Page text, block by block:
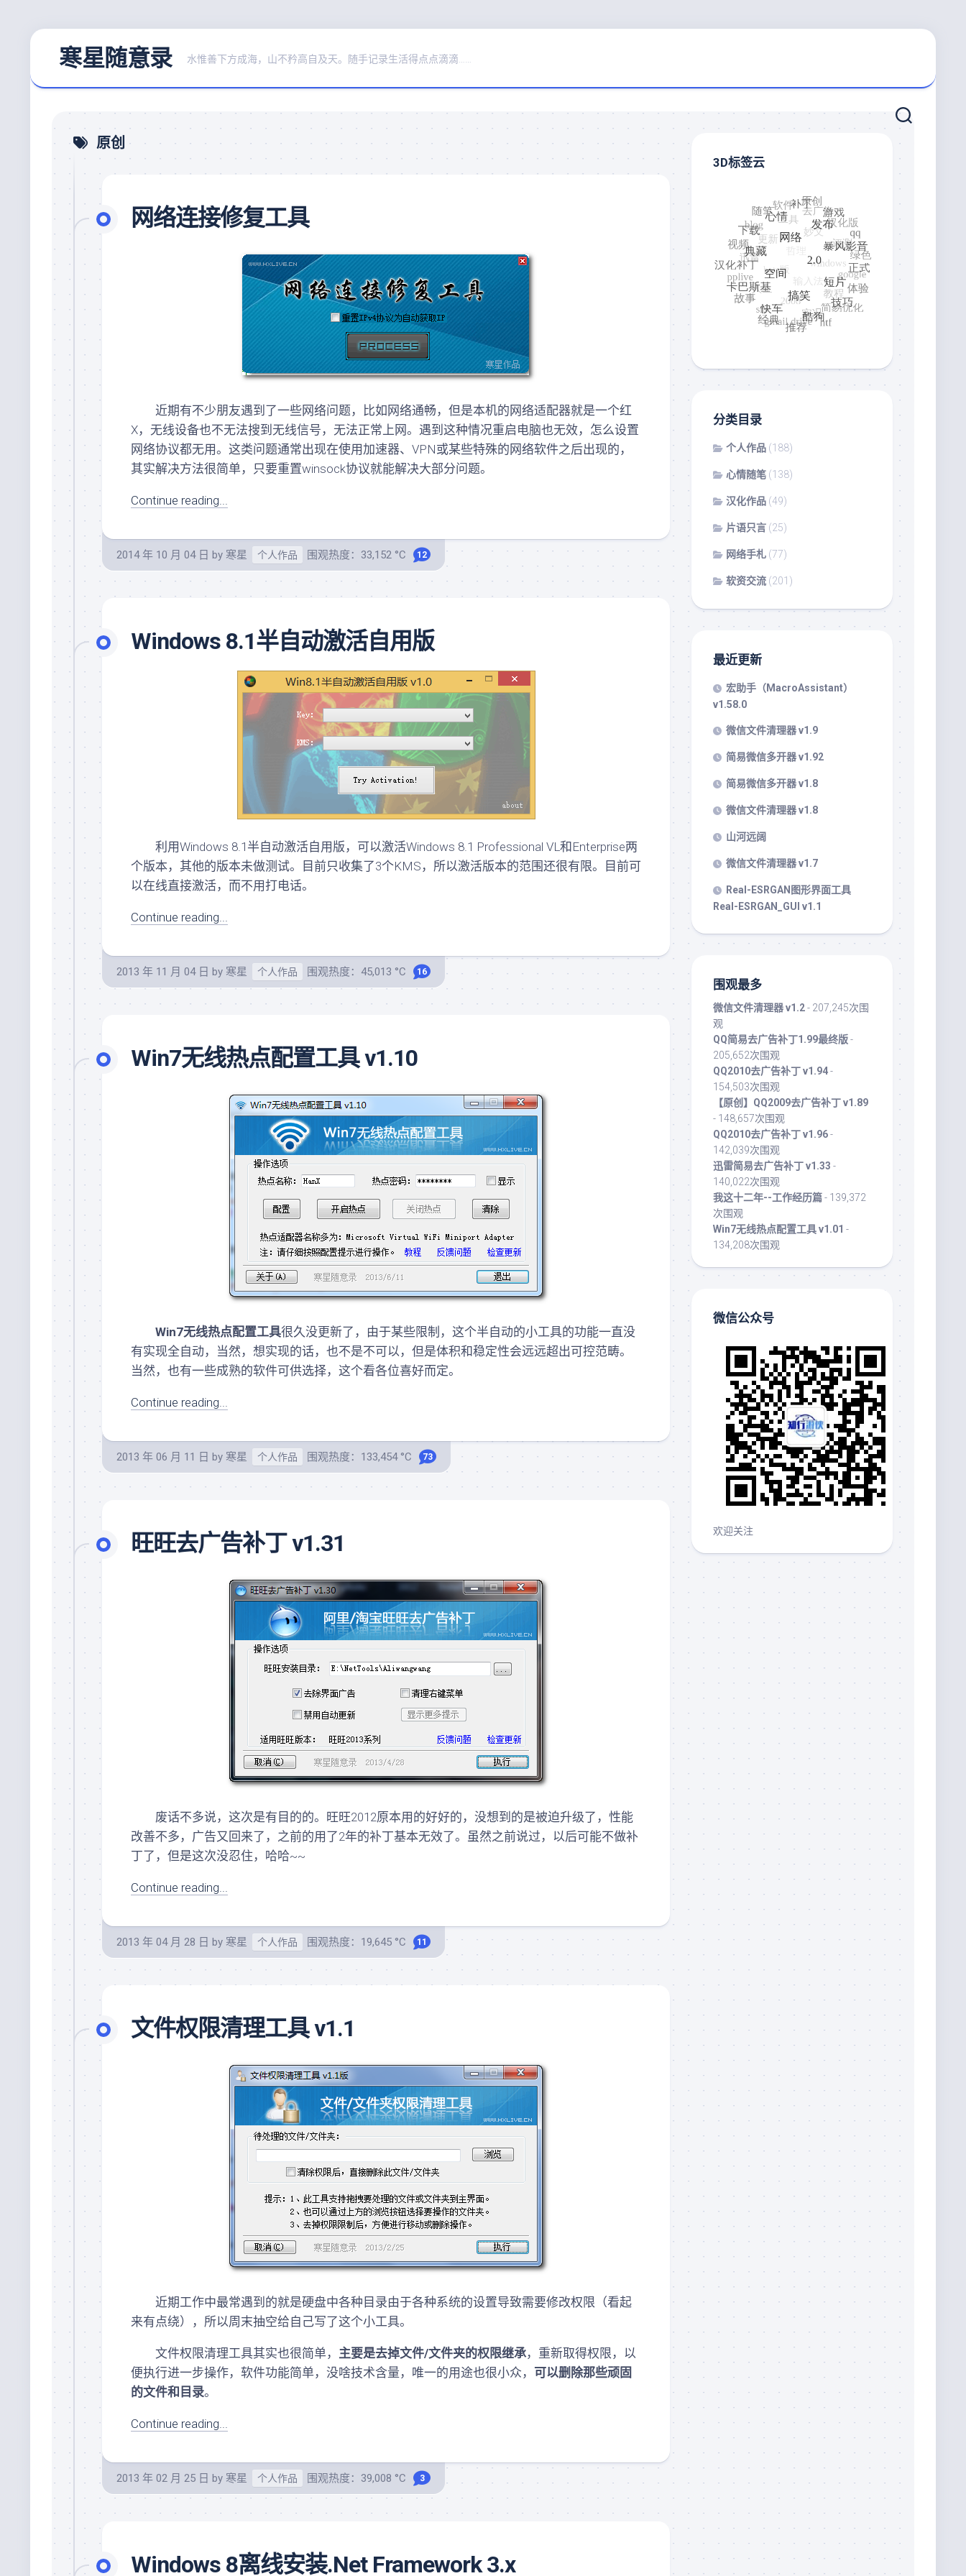
寒星随意录 水惟善下方成海，山不矜高自及天。随手记录生活得点点滴滴……
原创
网络连接修复工具
近期有不少朋友遇到了一些网络问题，比如网络通畅，但是本机的网络适配器就是一个红
X，无线设备也不无法搜到无线信号，无法正常上网。遇到这种情况重启电脑也无效，怎么设置
网络协议都无用。这类问题通常出现在使用加速器、VPN或某些特殊的网络软件之后出现的，
其实解决方法很简单，只要重置winsock协议就能解决大部分问题。
Continue reading...
2014 年 10 月 04 日 by 寒星 个人作品 围观热度：33,152 °C 12
Windows 8.1半自动激活自用版
利用Windows 8.1半自动激活自用版，可以激活Windows 8.1 Professional VL和Enterprise两
个版本，其他的版本未做测试。目前只收集了3个KMS，所以激活版本的范围还很有限。目前可
以在线直接激活，而不用打电话。
Continue reading...
2013 年 11 月 04 日 by 寒星 个人作品 围观热度：45,013 °C 16
Win7无线热点配置工具 v1.10
Win7无线热点配置工具很久没更新了，由于某些限制，这个半自动的小工具的功能一直没
有实现全自动，当然，想实现的话，也不是不可以，但是体积和稳定性会远远超出可控范畴。
当然，也有一些成熟的软件可供选择，这个看各位喜好而定。
Continue reading...
2013 年 06 月 11 日 by 寒星 个人作品 围观热度：133,454 °C 73
旺旺去广告补丁 v1.31
废话不多说，这次是有目的的。旺旺2012原本用的好好的，没想到的是被迫升级了，性能
改善不多，广告又回来了，之前的用了2年的补丁基本无效了。虽然之前说过，以后可能不做补
丁了，但是这次没忍住，哈哈~~
Continue reading...
2013 年 04 月 28 日 by 寒星 个人作品 围观热度：19,645 °C 11
文件权限清理工具 v1.1
近期工作中最常遇到的就是硬盘中各种目录由于各种系统的设置导致需要修改权限（看起
来有点绕），所以周末抽空给自己写了这个小工具。
文件权限清理工具其实也很简单， 主要是去掉文件/文件夹的权限继承，重新取得权限，以
便执行进一步操作，软件功能简单，没啥技术含量，唯一的用途也很小众， 可以删除那些顽固
的文件和目录。
Continue reading...
2013 年 02 月 25 日 by 寒星 个人作品 围观热度：39,008 °C 3
Windows 8离线安装.Net Framework 3.x
3D标签云
分类目录
个人作品 (188)
心情随笔 (138)
汉化作品 (49)
片语只言 (25)
网络手札 (77)
软资交流 (201)
最近更新
宏助手（MacroAssistant）
v1.58.0
微信文件清理器 v1.9
简易微信多开器 v1.92
简易微信多开器 v1.8
微信文件清理器 v1.8
山河远阔
微信文件清理器 v1.7
Real-ESRGAN图形界面工具
Real-ESRGAN_GUI v1.1
围观最多
微信文件清理器 v1.2- 207,245次围
观
QQ简易去广告补丁1.99最终版-
205,652次围观
QQ2010去广告补丁 v1.94-
154,503次围观
【原创】QQ2009去广告补丁 v1.89
- 148,657次围观
QQ2010去广告补丁 v1.96-
142,039次围观
迅雷简易去广告补丁 v1.33 -
140,022次围观
我这十二年--工作经历篇- 139,372
次围观
Win7无线热点配置工具 v1.01 -
134,208次围观
微信公众号
欢迎关注